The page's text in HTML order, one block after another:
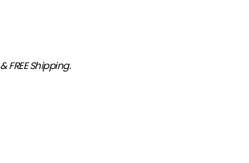
&FREE Shipping.